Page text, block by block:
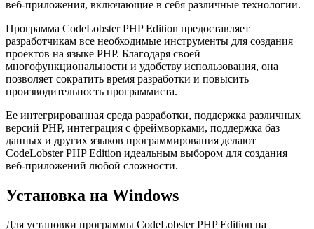
веб-приложения, включающие в себя различные технологии.
Программа CodeLobster PHP Edition предоставляет
разработчикам все необходимые инструменты для создания
проектов на языке PHP. Благодаря своей
многофункциональности и удобству использования, она
позволяет сократить время разработки и повысить
производительность программиста.
Ее интегрированная среда разработки, поддержка различных
версий PHP, интеграция с фреймворками, поддержка баз
данных и других языков программирования делают
CodeLobster PHP Edition идеальным выбором для создания
веб-приложений любой сложности.
Установка на Windows
Для установки программы CodeLobster PHP Edition на